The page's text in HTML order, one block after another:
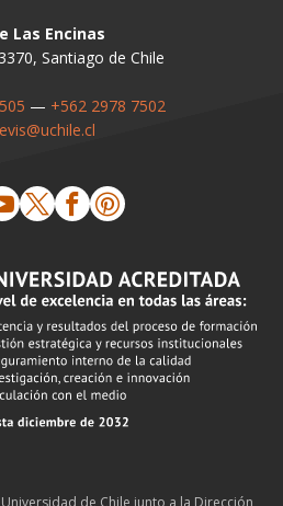
Las Encinas
Santiago de Chile
— +562 2978 7502
Universidad de Chile junto a la Dirección